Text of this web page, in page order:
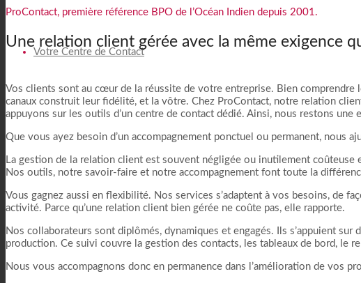
Votre Centre de Contact
ProContact, première référence BPO de l’Océan Indien depuis 2001.
Une relation client gérée avec la même exigence
Vos clients sont au cœur de la réussite de votre entreprise. Bien
canaux construit leur fidélité, et la vôtre. Chez ProContact, notre relation
appuyons sur les outils d’un centre de contact dédié. Ainsi, nous restons une
Que vous ayez besoin d’un accompagnement ponctuel ou permanent, nous
La gestion de la relation client est souvent négligée ou inutilement
Nos outils, notre savoir-faire et notre accompagnement font toute la
Vous gagnez aussi en flexibilité. Nos services s’adaptent à vos besoins, de
activité. Parce qu’une relation client bien gérée ne coûte pas, elle rapporte.
Nos collaborateurs sont diplômés, dynamiques et engagés. Ils s’appuient
production. Ce suivi couvre la gestion des contacts, les tableaux de bord, le
Nous vous accompagnons donc en permanence dans l’amélioration de vos